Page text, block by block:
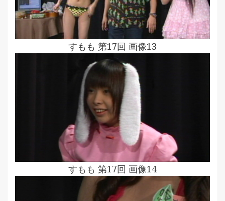
すもも 第17回 画像13
すもも 第17回 画像14